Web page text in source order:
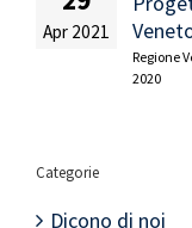
Apr 2021
Regione
2020
Categorie
Dicono di noi